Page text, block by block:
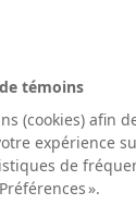
témoins
(cookies) afin
expérience
de
».